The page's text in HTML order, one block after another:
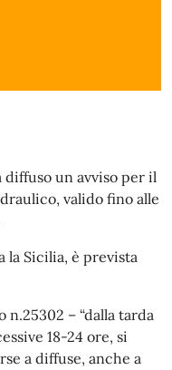
diffuso un avviso per il
valido fino alle
la Sicilia, è prevista
n.25302 – “dalla tarda
18-24 ore, si
a diffuse, anche a